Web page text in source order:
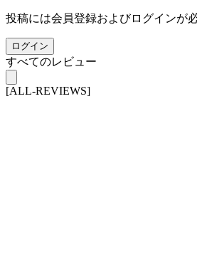
投稿には会員登録およびログインが
ログイン
すべてのレビュー
[ALL-REVIEWS]